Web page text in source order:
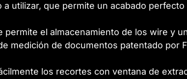
utilizar, que permite un acabado
permite el almacenamiento de los wire y
medición de documentos patentado por
los recortes con ventana de